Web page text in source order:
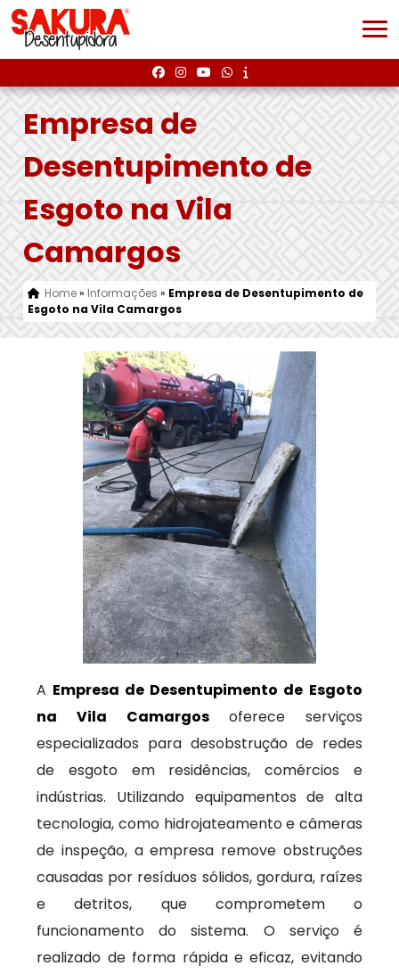
Empresa de
Desentupimento de
Esgoto na Vila
Camargos
Home» Informações » Empresa de Desentupimento de
Esgoto na Vila Camargos
A Empresa de Desentupimento de Esgoto
na Vila Camargosoferece serviços
especializados para desobstrução de redes
de esgoto em residências, comércios e
indústrias. Utilizando equipamentos de alta
tecnologia, como hidrojateamento e câmeras
de inspeção, a empresa remove obstruções
causadas por resíduos sólidos, gordura, raízes
e detritos, que comprometem o
funcionamento do sistema. O serviço é
realizado de forma rápida e eficaz, evitando